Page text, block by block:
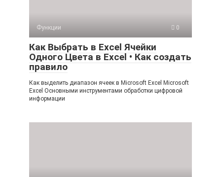
Функции 0
Как Выбрать в Excel Ячейки
Одного Цвета в Excel • Как создать
правило
Как выделить диапазон ячеек в Microsoft Excel Microsoft
Excel Основными инструментами обработки цифровой
информации